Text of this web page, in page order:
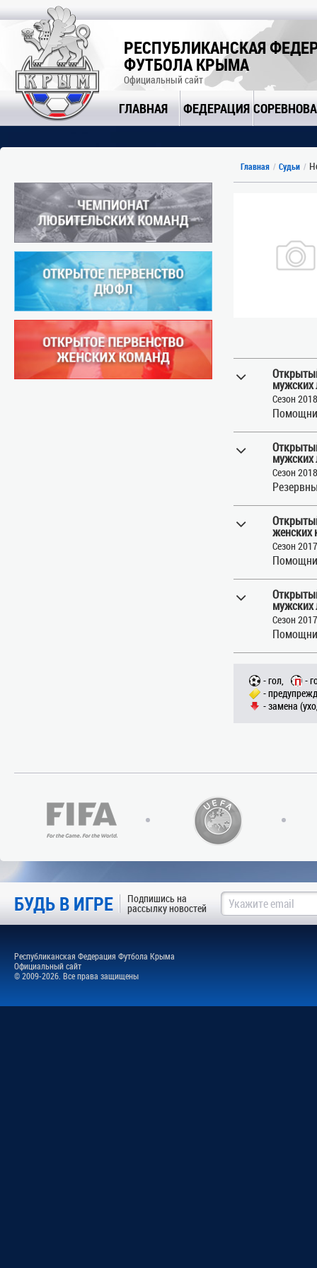
РЕСПУБЛИКАНСКАЯ
ФУТБОЛА КРЫМА
Официальный сайт
ГЛАВНАЯ ФЕДЕРАЦИЯ
Главная Судьи
мужских
Сезон
мужских
Сезон
женских
Сезон
мужских
Сезон
- гол,
-
-
- замена
БУДЬ В ИГРЕ Подпишись на
рассылку новостей
Республиканская Федерация Футбола Крыма
Официальный сайт
© 2009-2026. Все права защищены